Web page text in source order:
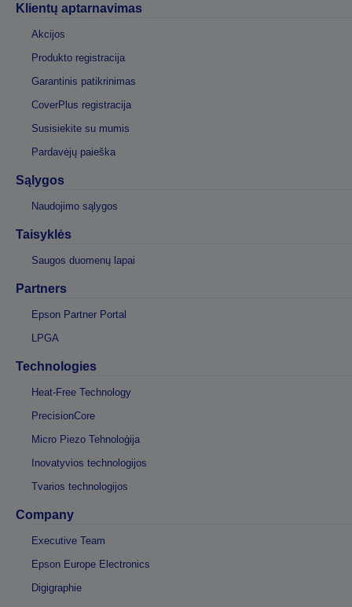
Klientų aptarnavimas
Akcijos
Produkto registracija
Garantinis patikrinimas
CoverPlus registracija
Susisiekite su mumis
Pardavėjų paieška
Sąlygos
Naudojimo sąlygos
Taisyklės
Saugos duomenų lapai
Partners
Epson Partner Portal
LPGA
Technologies
Heat-Free Technology
PrecisionCore
Micro Piezo Tehnoloģija
Inovatyvios technologijos
Tvarios technologijos
Company
Executive Team
Epson Europe Electronics
Digigraphie